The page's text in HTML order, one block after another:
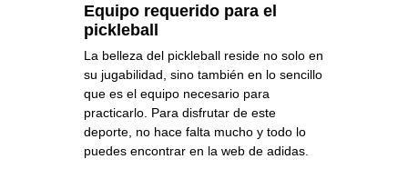
Equipo requerido para el
pickleball
La belleza del pickleball reside no solo en
su jugabilidad, sino también en lo sencillo
que es el equipo necesario para
practicarlo. Para disfrutar de este
deporte, no hace falta mucho y todo lo
puedes encontrar en laweb de adidas